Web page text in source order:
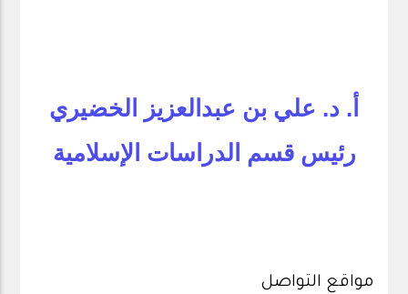
أ. د. علي بن عبدالعزيز الخضيري
رئيس قسم الدراسات الإسلامية
مواقع التواصل